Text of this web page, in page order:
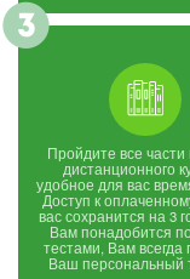
Пройдите все части
дистанционного
удобное для вас
Доступ к
вас сохранится на 3
Вам понадобится
тестами, Вам всегда
Ваш персональный